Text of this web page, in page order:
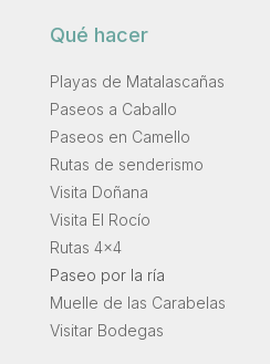
Qué hacer
Playas de Matalascañas
Paseos a Caballo
Paseos en Camello
Rutas de senderismo
Visita Doñana
Visita El Rocío
Rutas 4×4
Paseo por la ría
Muelle de las Carabelas
Visitar Bodegas